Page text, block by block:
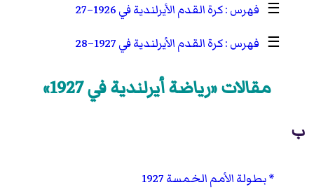
☰
كرة القدم الأيرلندية في 1926–27
☰
كرة القدم الأيرلندية في 1927–28
مقالات «رياضة أيرلندية في 1927»
ب
بطولة الأمم الخمسة 1927